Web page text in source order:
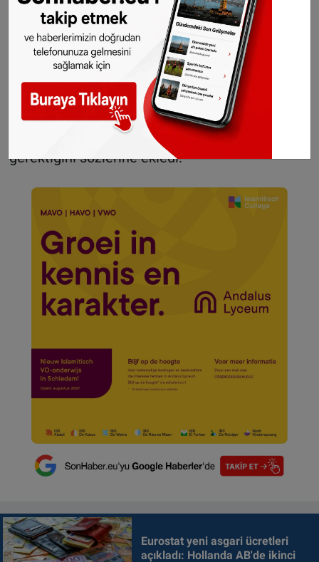
taçlandırılmalıdır." diye konuştu.
Mustafa Kamalak, 15 Temmuz sonrası atılacak
her adımın eğitimi milli, ekonomisi güçlü, ülkesi
güvenli, hukuku adil, milleti huzurlu ve
demokratik sistemi oturmuş, yeniden büyük
Türkiye'nin kuruluşuna hizmet etmesi
gerektiğini sözlerine ekledi.
Eurostat yeni asgari ücretleri
açıkladı: Hollanda AB'de ikinci